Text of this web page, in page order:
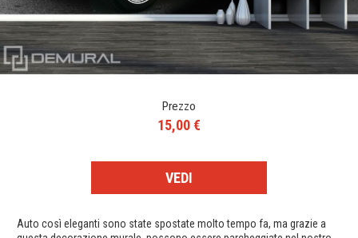
Prezzo
15,00 €
VEDI
Auto così eleganti sono state spostate molto tempo fa, ma grazie a